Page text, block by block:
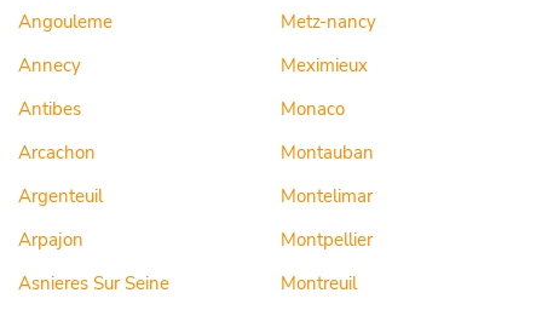
Angouleme
Annecy
Antibes
Arcachon
Argenteuil
Arpajon
Asnieres Sur Seine
Metz-nancy
Meximieux
Monaco
Montauban
Montelimar
Montpellier
Montreuil